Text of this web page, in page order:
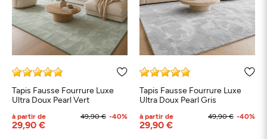
Tapis Fausse Fourrure Luxe
Ultra Doux Pearl Vert
49,90 €
à partir de
29,90 €
-40%
Tapis Fausse Fourrure Luxe
Ultra Doux Pearl Gris
49,90 €
à partir de
29,90 €
-40%